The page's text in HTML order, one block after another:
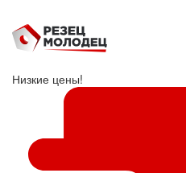
Низкие цены!